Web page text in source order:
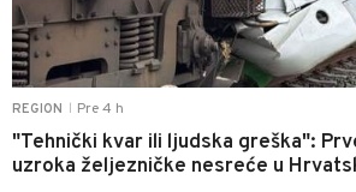
REGION Pre 4 h
"Tehnički kvar ili ljudska greška":
uzroka željezničke nesreće u